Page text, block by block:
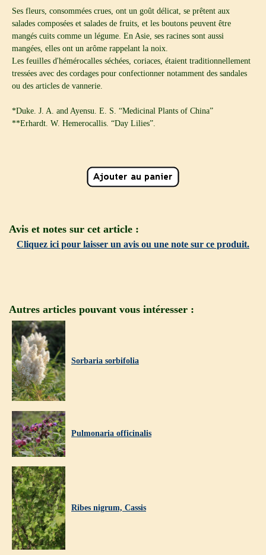
Ses fleurs, consommées crues, ont un goût délicat, se prêtent aux
salades composées et salades de fruits, et les boutons peuvent être
mangés cuits comme un légume. En Asie, ses racines sont aussi
mangées, elles ont un arôme rappelant la noix.
Les feuilles d'hémérocalles séchées, coriaces, étaient traditionnellement
tressées avec des cordages pour confectionner notamment des sandales
ou des articles de vannerie.
*Duke. J. A. and Ayensu. E. S. “Medicinal Plants of China”
**Erhardt. W. Hemerocallis. “Day Lilies”.
Avis et notes sur cet article :
Cliquez ici pour laisser un avis ou une note sur ce produit.
Autres articles pouvant vous intéresser :
Sorbaria sorbifolia
Pulmonaria officinalis
Ribes nigrum, Cassis